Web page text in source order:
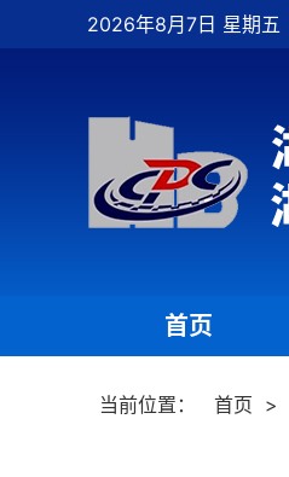
2026年8月7日 星期五
首页
当前位置： 首页 >